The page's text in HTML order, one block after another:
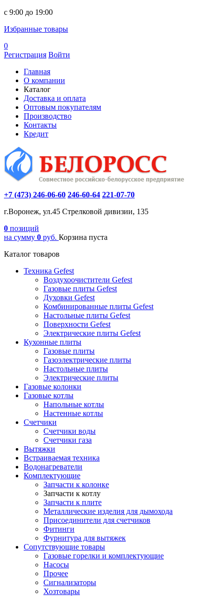
c 9:00 до 19:00
Избранные товары
0
Регистрация Войти
Главная
О компании
Каталог
Доставка и оплата
Оптовым покупателям
Производство
Контакты
Кредит
+7 (473) 246-06-60 246-60-64 221-07-70
г.Воронеж, ул.45 Стрелковой дивизии, 135
0 позиций
на сумму 0 руб. Корзина пуста
Каталог товаров
Техника Gefest
Воздухоочистители Gefest
Газовые плиты Gefest
Духовки Gefest
Комбинированные плиты Gefest
Настольные плиты Gefest
Поверхности Gefest
Электрические плиты Gefest
Кухонные плиты
Газовые плиты
Газоэлектрические плиты
Настольные плиты
Электрические плиты
Газовые колонки
Газовые котлы
Напольные котлы
Настенные котлы
Счетчики
Счетчики воды
Счетчики газа
Вытяжки
Встраиваемая техника
Водонагреватели
Комплектующие
Запчасти к колонке
Запчасти к котлу
Запчасти к плите
Металлические изделия для дымохода
Присоединители для счетчиков
Фитинги
Фурнитура для вытяжек
Сопутствующие товары
Газовые горелки и комплектующие
Насосы
Прочее
Сигнализаторы
Хозтовары